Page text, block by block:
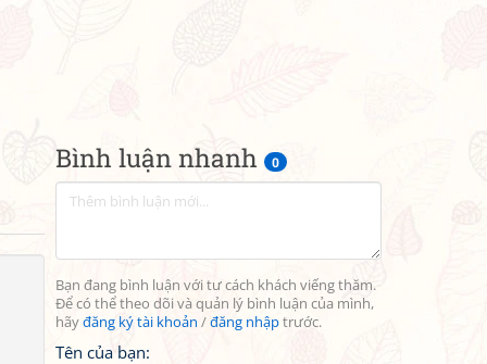
Bình luận nhanh 0
Bạn đang bình luận với tư cách khách viếng thăm.
Để có thể theo dõi và quản lý bình luận của mình,
hãyđăng ký tài khoản /đăng nhậptrước.
Tên của bạn: